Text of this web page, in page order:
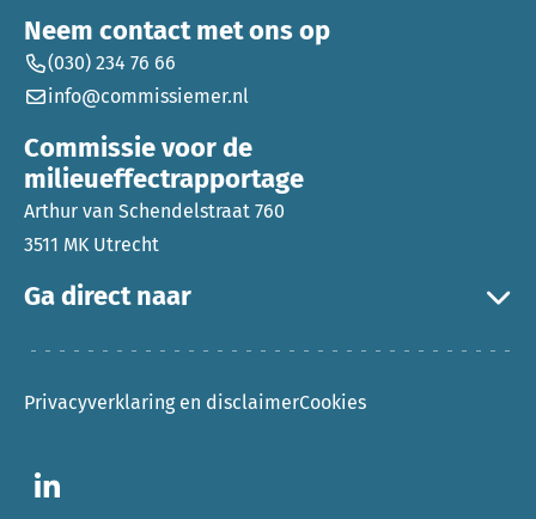
Ga direct naar
Neem contact met ons op
(030) 234 76 66
info@commissiemer.nl
Commissie voor de
milieueffectrapportage
Arthur van Schendelstraat 760
3511 MK Utrecht
Privacyverklaring en disclaimerCookies
Ga naar LinkedIn